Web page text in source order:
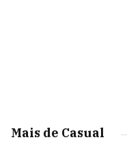
Mais de Casual